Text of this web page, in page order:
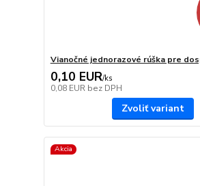
Vianočné jednorazové rúška pre
0,10 EUR/ks
0,08 EUR bez DPH
Zvoliť variant
Akcia